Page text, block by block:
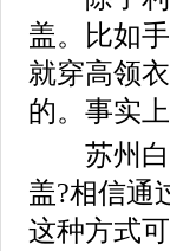
盖。比如
就穿高领
的。事实
苏州白
盖?相信通
这种方式